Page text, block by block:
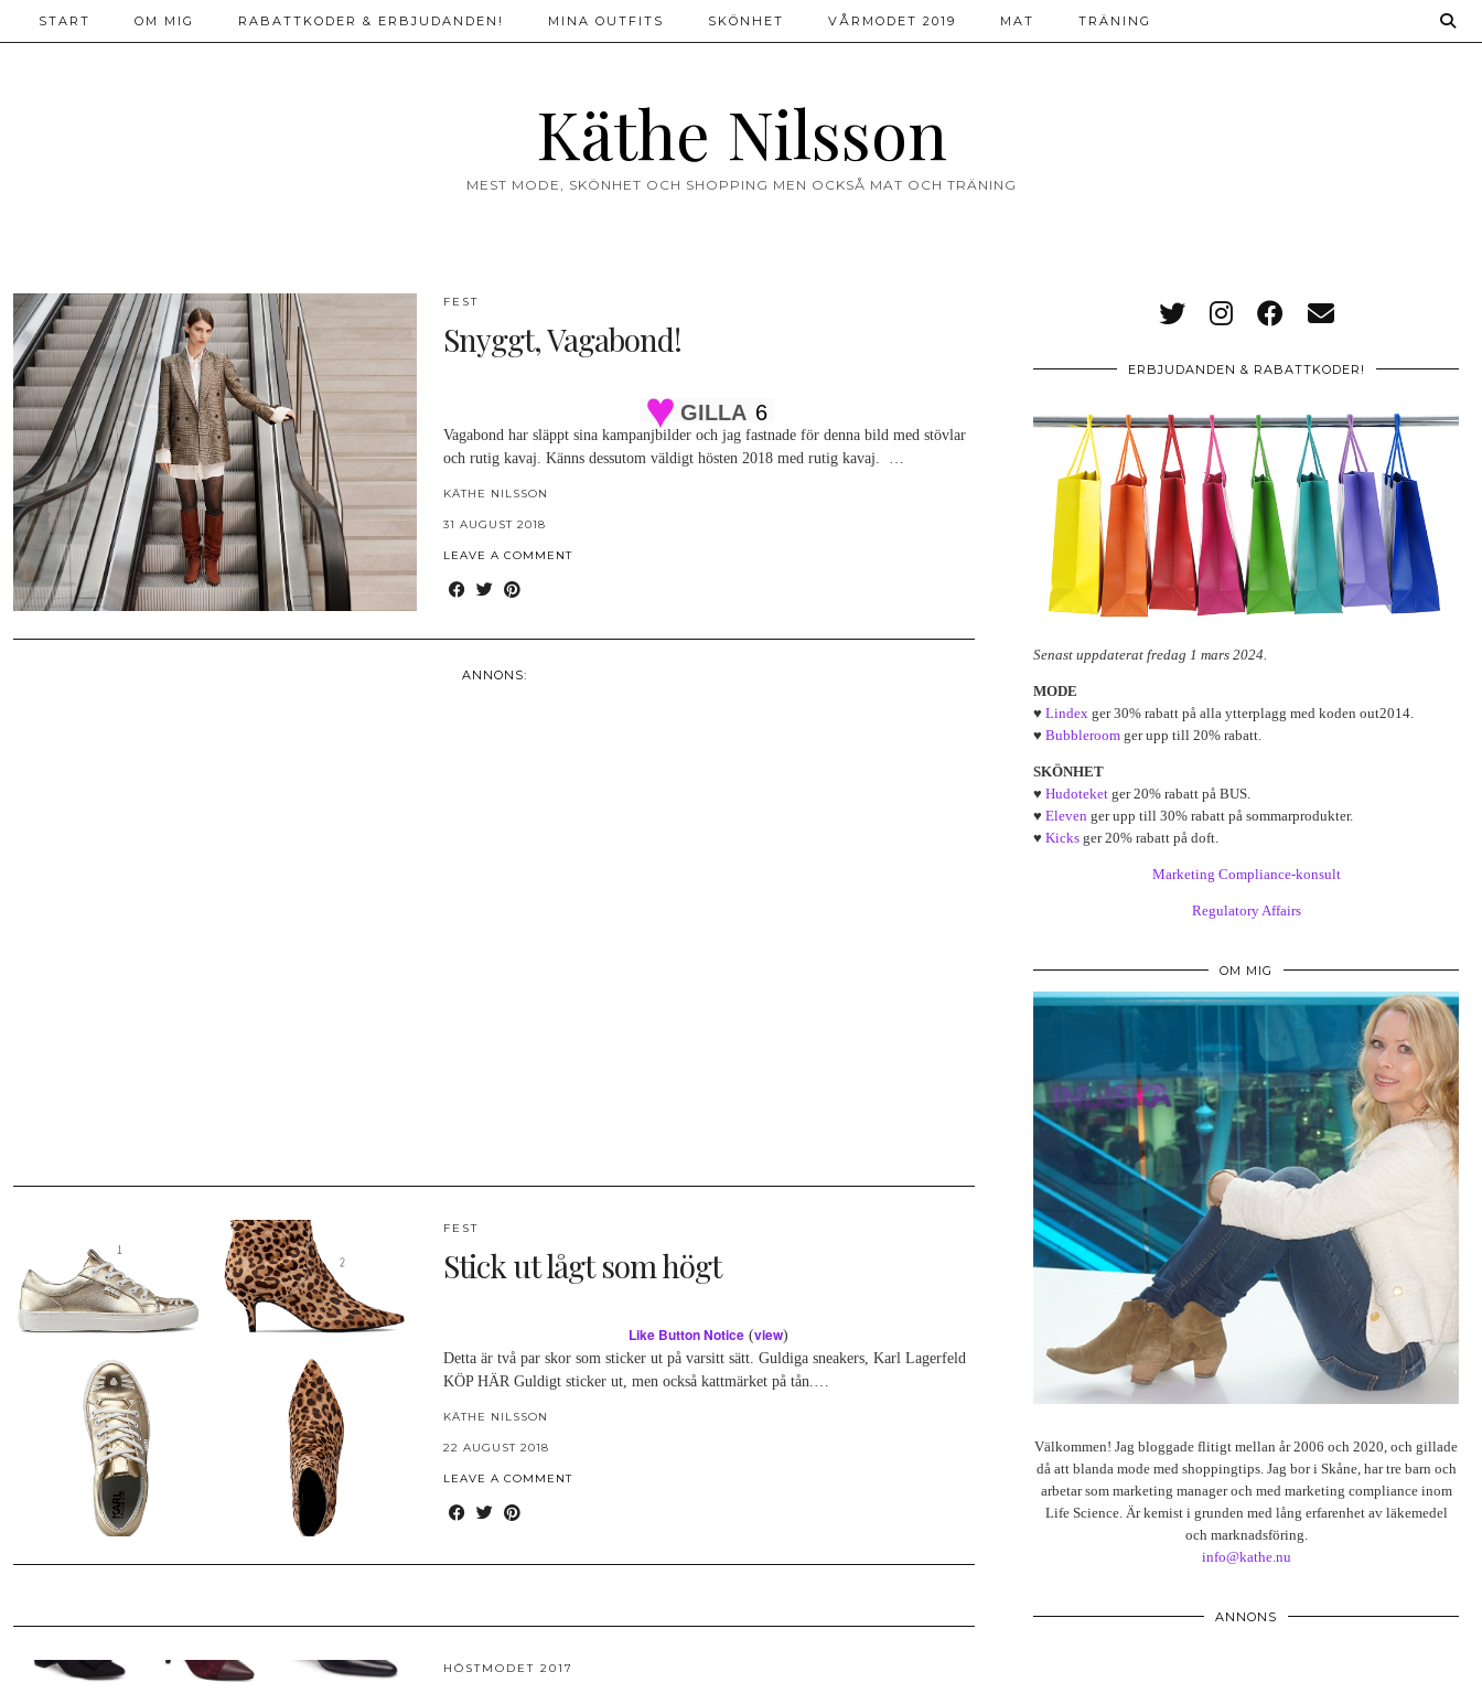
Käthe Nilsson
MEST MODE, SKÖNHET OCH SHOPPING MEN OCKSÅ MAT OCH TRÄNING
START OM MIG RABATTKODER & ERBJUDANDEN! MINA OUTFITS SKÖNHET VÅRMODET 2019 MAT TRÄNING
FEST
Snyggt, Vagabond!
GILLA 6
Vagabond har släppt sina kampanjbilder och jag fastnade för denna bild med stövlar
och rutig kavaj. Känns dessutom väldigt hösten 2018 med rutig kavaj. …
KÄTHE NILSSON
31 AUGUST 2018
LEAVE A COMMENT
ANNONS:
FEST
Stick ut lågt som högt
Like Button Notice (view)
Detta är två par skor som sticker ut på varsitt sätt. Guldiga sneakers, Karl Lagerfeld
KÖP HÄR Guldigt sticker ut, men också kattmärket på tån.…
KÄTHE NILSSON
22 AUGUST 2018
LEAVE A COMMENT
HÖSTMODET 2017
ERBJUDANDEN & RABATTKODER!
Senast uppdaterat fredag 1 mars 2024.
MODE
♥ Lindex ger 30% rabatt på alla ytterplagg med koden out2014.
♥ Bubbleroom ger upp till 20% rabatt.
SKÖNHET
♥ Hudoteket ger 20% rabatt på BUS.
♥ Eleven ger upp till 30% rabatt på sommarprodukter.
♥ Kicks ger 20% rabatt på doft.
Marketing Compliance-konsult
Regulatory Affairs
OM MIG
Välkommen! Jag bloggade flitigt mellan år 2006 och 2020, och gillade
då att blanda mode med shoppingtips. Jag bor i Skåne, har tre barn och
arbetar som marketing manager och med marketing compliance inom
Life Science. Är kemist i grunden med lång erfarenhet av läkemedel
och marknadsföring.
info@kathe.nu
ANNONS